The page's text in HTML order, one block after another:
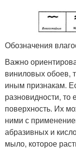
Обозначения
Важно
виниловых обоев,
иным признакам.
разновидности, то
поверхность. Их
ними с
абразивных и
мыло, которое